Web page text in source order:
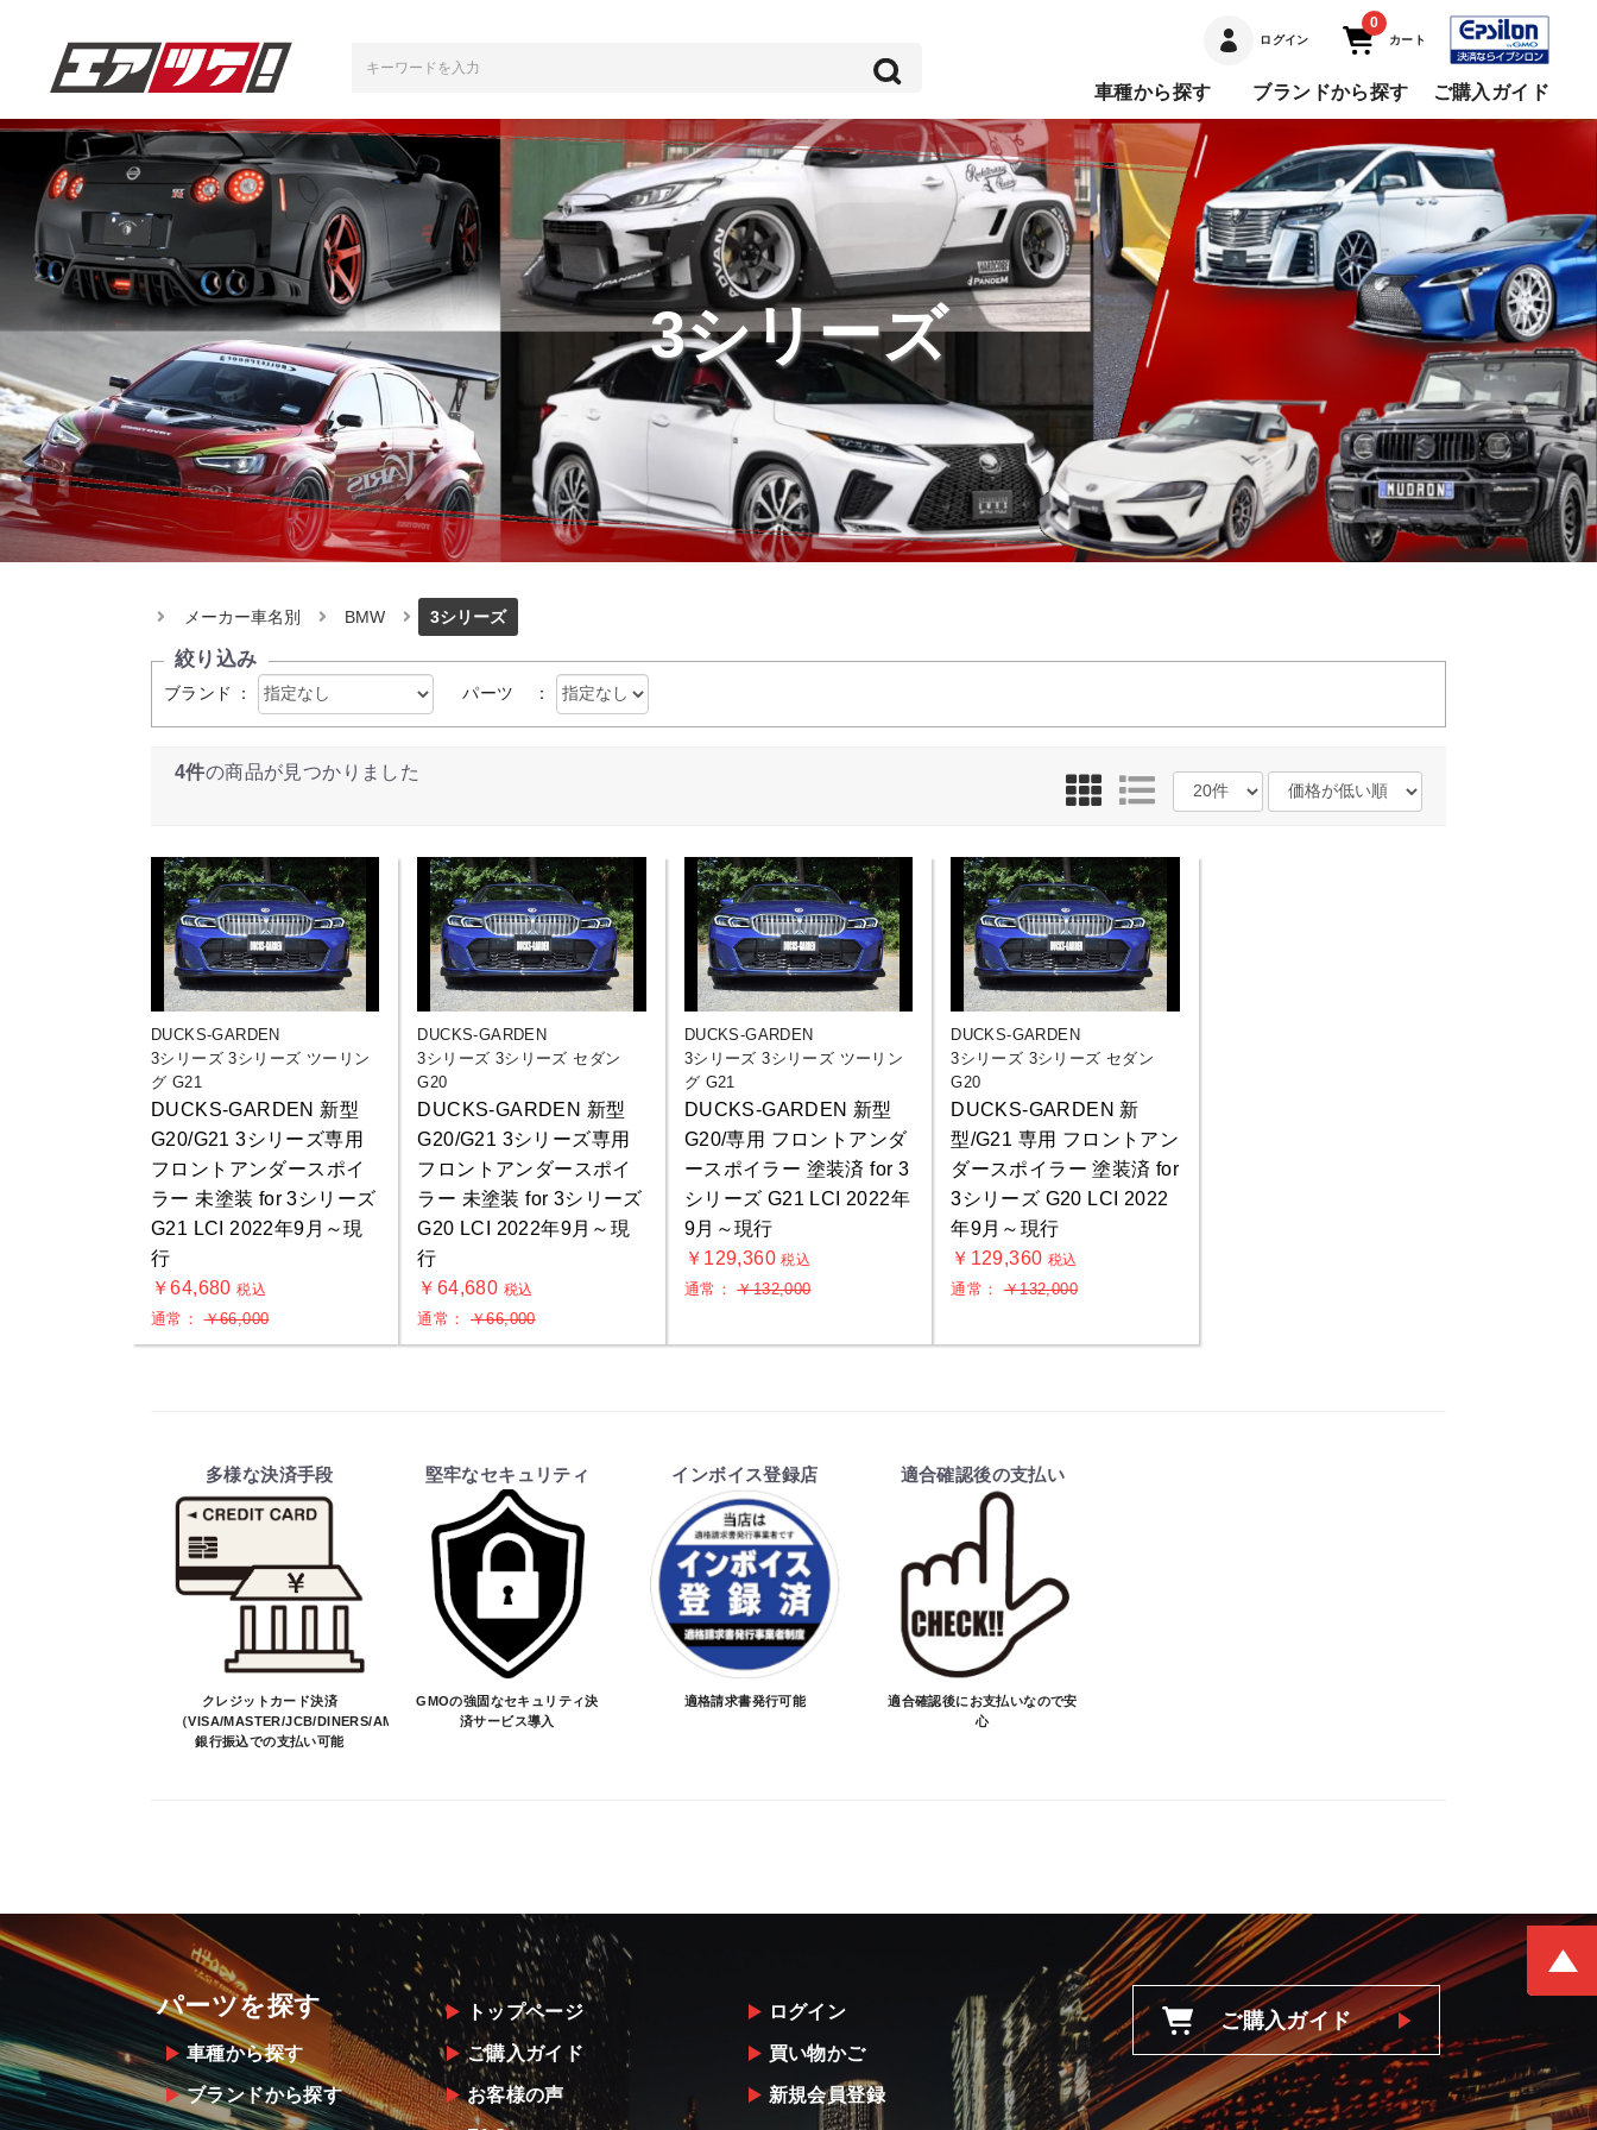
ログイン
0
カート
車種から探す ブランドから探す ご購入ガイド
3シリーズ
メーカー車名別 BMW 3シリーズ
絞り込み
ブランド ： パーツ ：
4件の商品が見つかりました
DUCKS-GARDEN
3シリーズ 3シリーズ ツーリン
グ G21
DUCKS-GARDEN 新型
G20/G21 3シリーズ専用
フロントアンダースポイ
ラー 未塗装 for 3シリーズ
G21 LCI 2022年9月～現
行
￥64,680税込
通常：￥66,000
DUCKS-GARDEN
3シリーズ 3シリーズ セダン
G20
DUCKS-GARDEN 新型
G20/G21 3シリーズ専用
フロントアンダースポイ
ラー 未塗装 for 3シリーズ
G20 LCI 2022年9月～現
行
￥64,680 税込
通常： ￥66,000
DUCKS-GARDEN
3シリーズ 3シリーズ ツーリン
グ G21
DUCKS-GARDEN 新型
G20/専用 フロントアンダ
ースポイラー 塗装済 for 3
シリーズ G21 LCI 2022年
9月～現行
￥129,360税込
通常：￥132,000
DUCKS-GARDEN
3シリーズ 3シリーズ セダン
G20
DUCKS-GARDEN 新
型/G21 専用 フロントアン
ダースポイラー 塗装済 for
3シリーズ G20 LCI 2022
年9月～現行
￥129,360 税込
通常：￥132,000
多様な決済手段
クレジットカード決済
（VISA/MASTER/JCB/DINERS/AMEX）、
銀行振込での支払い可能
堅牢なセキュリティ
GMOの強固なセキュリティ決
済サービス導入
インボイス登録店
適格請求書発行可能
適合確認後の支払い
適合確認後にお支払いなので安
心
パーツを探す
車種から探す
ブランドから探す
トップページ
ご購入ガイド
お客様の声
ログイン
買い物かご
新規会員登録
ご購入ガイド